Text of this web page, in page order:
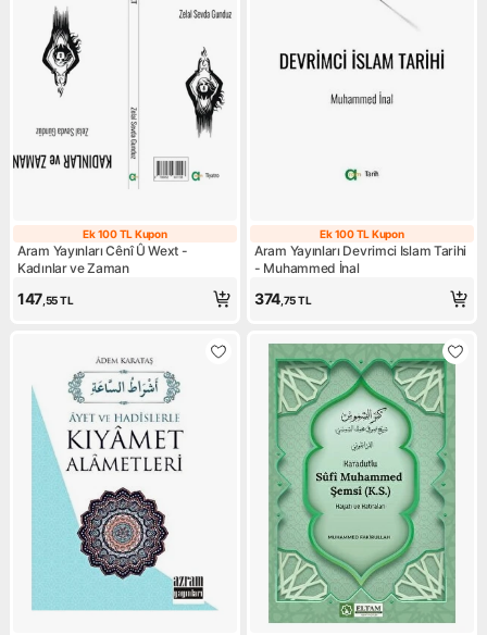
Ek 100 TL Kupon
Ek 100 TL Kupon
Aram Yayınları Cênî Û Wext -
Kadınlar ve Zaman
147,55TL
Ek 100 TL
Ek 100 TL Kupon
Aram Yayınları Devrimci Islam Tarihi
- Muhammed İnal
374,75TL